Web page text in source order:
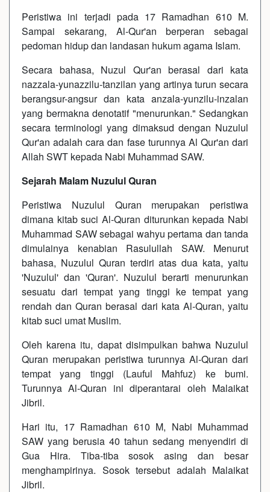
Peristiwa ini terjadi pada 17 Ramadhan 610 M.
Sampai sekarang, Al-Qur'an berperan sebagai
pedoman hidup dan landasan hukum agama Islam.
Secara bahasa, Nuzul Qur'an berasal dari kata
nazzala-yunazzilu-tanzilan yang artinya turun secara
berangsur-angsur dan kata anzala-yunzilu-inzalan
yang bermakna denotatif "menurunkan." Sedangkan
secara terminologi yang dimaksud dengan Nuzulul
Qur'an adalah cara dan fase turunnya Al Qur'an dari
Allah SWT kepada Nabi Muhammad SAW.
Sejarah Malam Nuzulul Quran
Peristiwa Nuzulul Quran merupakan peristiwa
dimana kitab suci Al-Quran diturunkan kepada Nabi
Muhammad SAW sebagai wahyu pertama dan tanda
dimulainya kenabian Rasulullah SAW. Menurut
bahasa, Nuzulul Quran terdiri atas dua kata, yaitu
'Nuzulul' dan 'Quran'. Nuzulul berarti menurunkan
sesuatu dari tempat yang tinggi ke tempat yang
rendah dan Quran berasal dari kata Al-Quran, yaitu
kitab suci umat Muslim.
Oleh karena itu, dapat disimpulkan bahwa Nuzulul
Quran merupakan peristiwa turunnya Al-Quran dari
tempat yang tinggi (Lauful Mahfuz) ke bumi.
Turunnya Al-Quran ini diperantarai oleh Malaikat
Jibril.
Hari itu, 17 Ramadhan 610 M, Nabi Muhammad
SAW yang berusia 40 tahun sedang menyendiri di
Gua Hira. Tiba-tiba sosok asing dan besar
menghampirinya. Sosok tersebut adalah Malaikat
Jibril.